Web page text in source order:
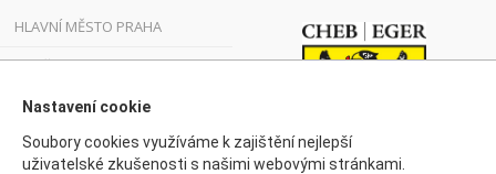
HLAVNÍ MĚSTO PRAHA
JIHOČESKÝ KRAJ
JIHOMORAVSKÝ KRAJ
KARLOVARSKÝ KRAJ
Nastavení cookie
Soubory cookies využíváme k zajištění nejlepší
uživatelské zkušenosti s našimi webovými stránkami.